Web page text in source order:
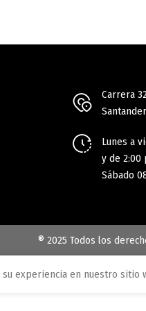
Carrera
Lunes a
y de 2:00
Sábado
® 2025 Todos los
experiencia en nuestro